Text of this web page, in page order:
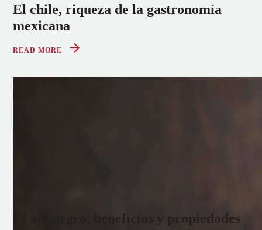
El chile, riqueza de la gastronomía
mexicana
READ MORE
El ajo negro, beneficios y propiedades